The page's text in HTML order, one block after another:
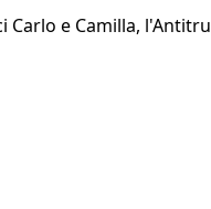
e Camilla,